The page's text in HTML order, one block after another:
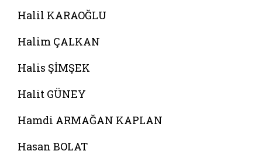
Halil KARAOĞLU
Halim ÇALKAN
Halis ŞİMŞEK
Halit GÜNEY
Hamdi ARMAĞAN KAPLAN
Hasan BOLAT